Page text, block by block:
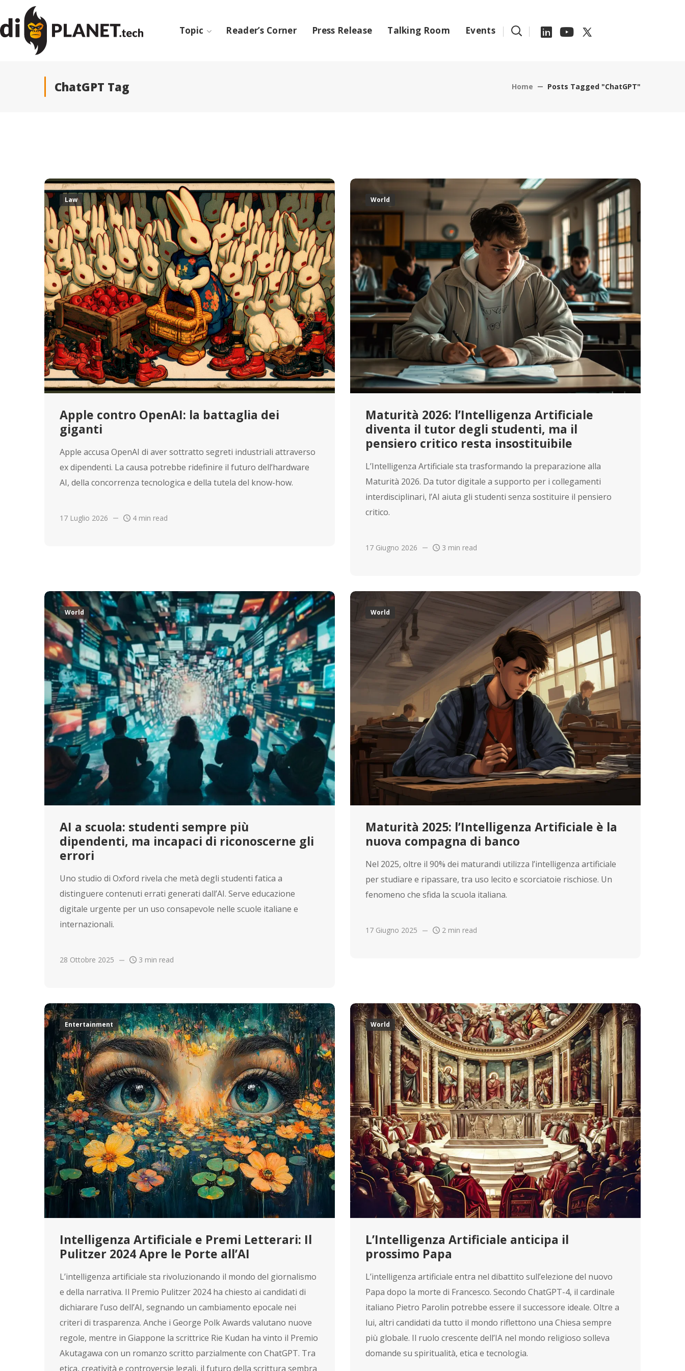
Topic Reader’s Corner Press Release Talking Room Events
ChatGPT Tag Home Posts Tagged "ChatGPT"
Law
Apple contro OpenAI: la battaglia dei
giganti
Apple accusa OpenAI di aver sottratto segreti industriali attraverso
ex dipendenti. La causa potrebbe ridefinire il futuro dell’hardware
AI, della concorrenza tecnologica e della tutela del know-how.
17 Luglio 2026 4 min read
World
Maturità 2026: l’Intelligenza Artificiale
diventa il tutor degli studenti, ma il
pensiero critico resta insostituibile
L’Intelligenza Artificiale sta trasformando la preparazione alla
Maturità 2026. Da tutor digitale a supporto per i collegamenti
interdisciplinari, l’AI aiuta gli studenti senza sostituire il pensiero
critico.
17 Giugno 2026 3 min read
World
AI a scuola: studenti sempre più
dipendenti, ma incapaci di riconoscerne gli
errori
Uno studio di Oxford rivela che metà degli studenti fatica a
distinguere contenuti errati generati dall’AI. Serve educazione
digitale urgente per un uso consapevole nelle scuole italiane e
internazionali.
28 Ottobre 2025 3 min read
World
Maturità 2025: l’Intelligenza Artificiale è la
nuova compagna di banco
Nel 2025, oltre il 90% dei maturandi utilizza l’intelligenza artificiale
per studiare e ripassare, tra uso lecito e scorciatoie rischiose. Un
fenomeno che sfida la scuola italiana.
17 Giugno 2025 2 min read
Entertainment
Intelligenza Artificiale e Premi Letterari: Il
Pulitzer 2024 Apre le Porte all’AI
L’intelligenza artificiale sta rivoluzionando il mondo del giornalismo
e della narrativa. Il Premio Pulitzer 2024 ha chiesto ai candidati di
dichiarare l’uso dell’AI, segnando un cambiamento epocale nei
criteri di trasparenza. Anche i George Polk Awards valutano nuove
regole, mentre in Giappone la scrittrice Rie Kudan ha vinto il Premio
Akutagawa con un romanzo scritto parzialmente con ChatGPT. Tra
etica, creatività e controversie legali, il futuro della scrittura sembra
World
L’Intelligenza Artificiale anticipa il
prossimo Papa
L’intelligenza artificiale entra nel dibattito sull’elezione del nuovo
Papa dopo la morte di Francesco. Secondo ChatGPT-4, il cardinale
italiano Pietro Parolin potrebbe essere il successore ideale. Oltre a
lui, altri candidati da tutto il mondo riflettono una Chiesa sempre
più globale. Il ruolo crescente dell’IA nel mondo religioso solleva
domande su spiritualità, etica e tecnologia.